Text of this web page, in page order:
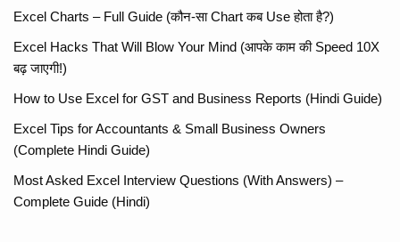
Excel Charts – Full Guide (कौन-सा Chart कब Use होता है?)
Excel Hacks That Will Blow Your Mind (आपके काम की Speed 10X
बढ़ जाएगी!)
How to Use Excel for GST and Business Reports (Hindi Guide)
Excel Tips for Accountants & Small Business Owners
(Complete Hindi Guide)
Most Asked Excel Interview Questions (With Answers) –
Complete Guide (Hindi)